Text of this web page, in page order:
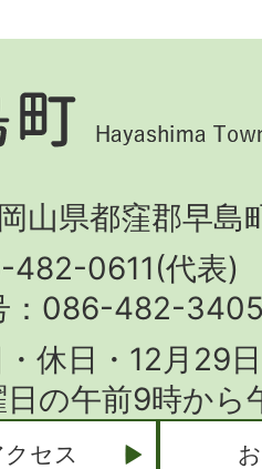
県都窪郡早島
482-0611(代表)
：086-482-
休日・12月29
日の午前9時か
クセス